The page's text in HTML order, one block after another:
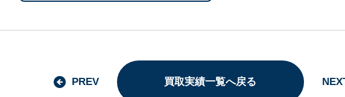
PREV 買取実績一覧へ戻る